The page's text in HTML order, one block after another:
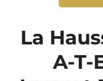
SUIVI KIT POSTAL
La
A-T-